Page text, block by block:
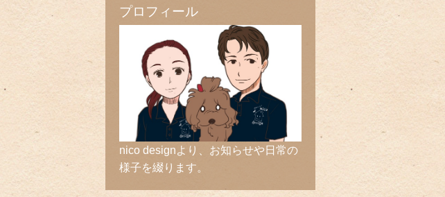
プロフィール
nico designより、お知らせや日常の
様子を綴ります。